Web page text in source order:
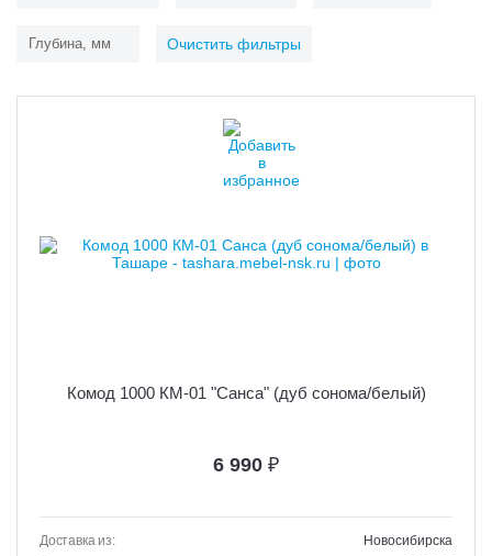
Глубина, мм Очистить фильтры
Комод 1000 КМ-01 "Санса" (дуб сонома/белый)
6 990 ₽
Доставка из:
Новосибирска